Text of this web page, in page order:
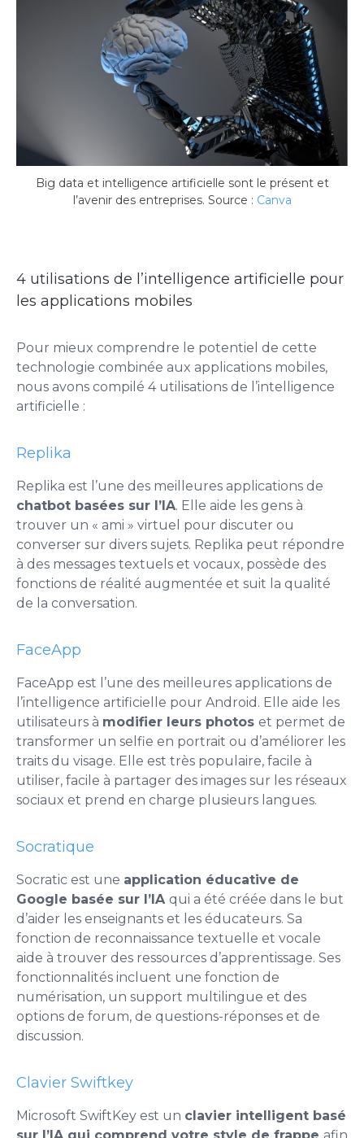
Big data et intelligence artificielle sont le présent et
l’avenir des entreprises. Source : Canva
4 utilisations de l’intelligence artificielle pour
les applications mobiles
Pour mieux comprendre le potentiel de cette
technologie combinée aux applications mobiles,
nous avons compilé 4 utilisations de l’intelligence
artificielle :
Replika
Replika est l’une des meilleures applications de
chatbot basées sur l’IA. Elle aide les gens à
trouver un « ami » virtuel pour discuter ou
converser sur divers sujets. Replika peut répondre
à des messages textuels et vocaux, possède des
fonctions de réalité augmentée et suit la qualité
de la conversation.
FaceApp
FaceApp est l’une des meilleures applications de
l’intelligence artificielle pour Android. Elle aide les
utilisateurs à modifier leurs photos et permet de
transformer un selfie en portrait ou d’améliorer les
traits du visage. Elle est très populaire, facile à
utiliser, facile à partager des images sur les réseaux
sociaux et prend en charge plusieurs langues.
Socratique
Socratic est une application éducative de
Google basée sur l’IA qui a été créée dans le but
d’aider les enseignants et les éducateurs. Sa
fonction de reconnaissance textuelle et vocale
aide à trouver des ressources d’apprentissage. Ses
fonctionnalités incluent une fonction de
numérisation, un support multilingue et des
options de forum, de questions-réponses et de
discussion.
Clavier Swiftkey
Microsoft SwiftKey est un clavier intelligent basé